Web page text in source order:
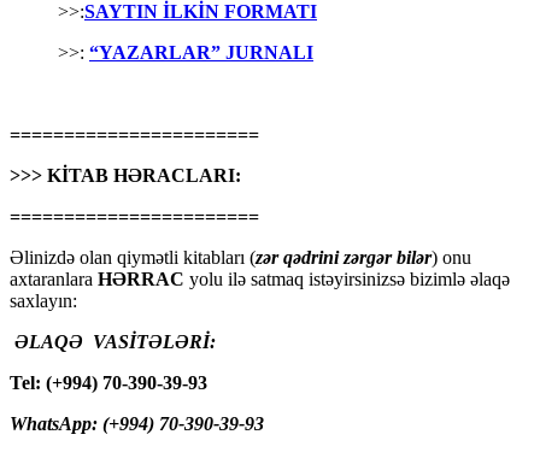
>>:SAYTIN İLKİN FORMATI
>>: “YAZARLAR” JURNALI
=======================
>>> KİTAB HƏRACLARI:
=======================
Əlinizdə olan qiymətli kitabları (zər qədrini zərgər bilər) onu
axtaranlara HƏRRAC yolu ilə satmaq istəyirsinizsə bizimlə əlaqə
saxlayın:
ƏLAQƏ VASİTƏLƏRİ:
Tel: (+994) 70-390-39-93
WhatsApp: (+994) 70-390-39-93